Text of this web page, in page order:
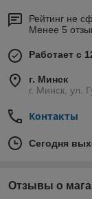
Рейтинг не
Менее 5
Работает с
г. Минск
г. Минск, ул.
Контакты
Сегодня
Отзывы о